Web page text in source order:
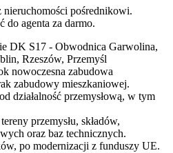
nieruchomości pośrednikowi.
do agenta za darmo.
DK S17 - Obwodnica Garwolina,
Rzeszów, Przemyśl
nowoczesna zabudowa
zabudowy mieszkaniowej.
działalność przemysłową, w tym
przemysłu, składów,
oraz baz technicznych.
po modernizacji z funduszy UE.